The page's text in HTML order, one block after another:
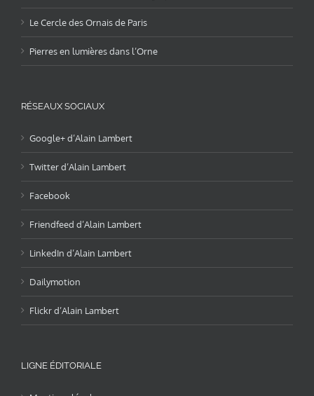
Le Cercle des Ornais de Paris
Pierres en lumières dans l’Orne
RÉSEAUX SOCIAUX
Google+ d’Alain Lambert
Twitter d’Alain Lambert
Facebook
Friendfeed d’Alain Lambert
LinkedIn d’Alain Lambert
Dailymotion
Flickr d’Alain Lambert
LIGNE ÉDITORIALE